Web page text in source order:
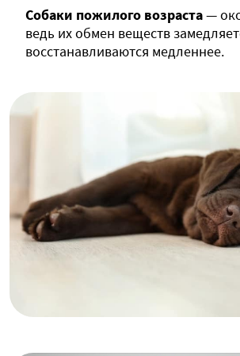
Собаки пожилого возраста—
ведь их обмен веществ
восстанавливаются медленнее.